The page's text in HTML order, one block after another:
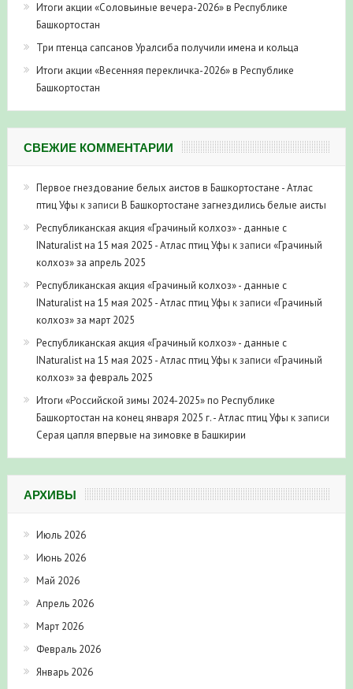
Итоги акции «Соловьиные вечера-2026» в Республике
Башкортостан
Три птенца сапсанов Уралсиба получили имена и кольца
Итоги акции «Весенняя перекличка-2026» в Республике
Башкортостан
СВЕЖИЕ КОММЕНТАРИИ
Первое гнездование белых аистов в Башкортостане - Атлас
птиц Уфы к записи В Башкортостане загнездились белые аисты
Республиканская акция «Грачиный колхоз» - данные с
INaturalist на 15 мая 2025 - Атлас птиц Уфы к записи «Грачиный
колхоз» за апрель 2025
Республиканская акция «Грачиный колхоз» - данные с
INaturalist на 15 мая 2025 - Атлас птиц Уфы к записи «Грачиный
колхоз» за март 2025
Республиканская акция «Грачиный колхоз» - данные с
INaturalist на 15 мая 2025 - Атлас птиц Уфы к записи «Грачиный
колхоз» за февраль 2025
Итоги «Российской зимы 2024-2025» по Республике
Башкортостан на конец января 2025 г. - Атлас птиц Уфы к записи
Серая цапля впервые на зимовке в Башкирии
АРХИВЫ
Июль 2026
Июнь 2026
Май 2026
Апрель 2026
Март 2026
Февраль 2026
Январь 2026